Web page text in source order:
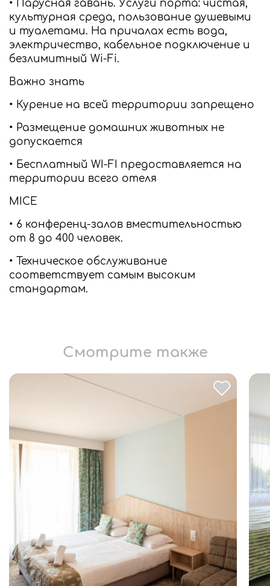
• Парусная гавань. Услуги порта: чистая,
культурная среда, пользование душевыми
и туалетами. На причалах есть вода,
электричество, кабельное подключение и
безлимитный Wi-Fi.
Важно знать
• Курение на всей территории запрещено
• Размещение домашних животных не
допускается
• Бесплатный WI-FI предоставляется на
территории всего отеля
MICE
• 6 конференц-залов вместительностью
от 8 до 400 человек.
• Техническое обслуживание
соответствует самым высоким
стандартам.
Смотрите также